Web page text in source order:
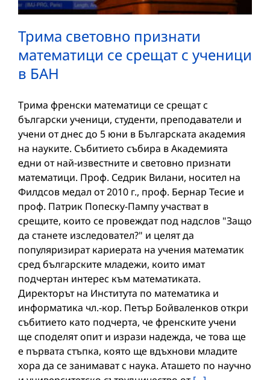
Трима световно признати
математици се срещат с ученици
в БАН
Трима френски математици се срещат с
български ученици, студенти, преподаватели и
учени от днес до 5 юни в Българската академия
на науките. Събитието събира в Академията
едни от най-известните и световно признати
математици. Проф. Седрик Вилани, носител на
Филдсов медал от 2010 г., проф. Бернар Тесие и
проф. Патрик Попеску-Пампу участват в
срещите, които се провеждат под надслов "Защо
да станете изследовател?" и целят да
популяризират кариерата на учения математик
сред българските младежи, които имат
подчертан интерес към математиката.
Директорът на Института по математика и
информатика чл.-кор. Петър Бойваленков откри
събитието като подчерта, че френските учени
ще споделят опит и изрази надежда, че това ще
е първата стъпка, която ще вдъхнови младите
хора да се занимават с наука. Аташето по научно